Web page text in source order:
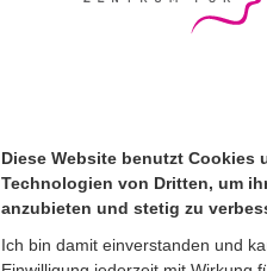
Diese Website benutzt Cookies
Technologien von Dritten, um
anzubieten und stetig zu
Ich bin damit einverstanden und
Diese Website benutzt Cookies
Technologien von Dritten, um
anzubieten und stetig zu
Ich bin damit einverstanden und